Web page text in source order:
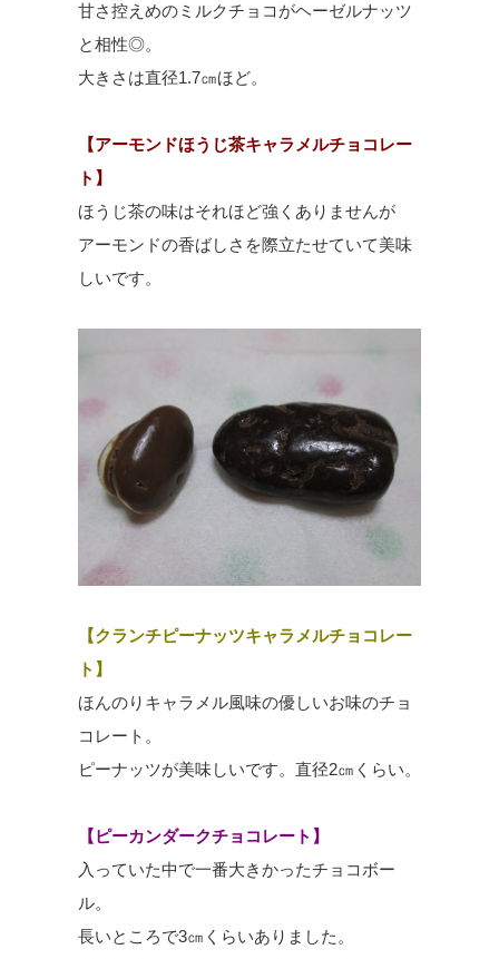
甘さ控えめのミルクチョコがヘーゼルナッツ
と相性◎。
大きさは直径1.7㎝ほど。
【アーモンドほうじ茶キャラメルチョコレー
ト】
ほうじ茶の味はそれほど強くありませんが
アーモンドの香ばしさを際立たせていて美味
しいです。
【クランチピーナッツキャラメルチョコレー
ト】
ほんのりキャラメル風味の優しいお味のチョ
コレート。
ピーナッツが美味しいです。直径2㎝くらい。
【ピーカンダークチョコレート】
入っていた中で一番大きかったチョコボー
ル。
長いところで3㎝くらいありました。